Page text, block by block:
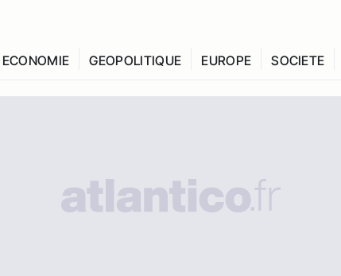
ECONOMIE GEOPOLITIQUE EUROPE SOCIETE